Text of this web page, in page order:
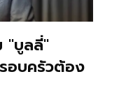
"บูลลี่"
อบครัวต้อง